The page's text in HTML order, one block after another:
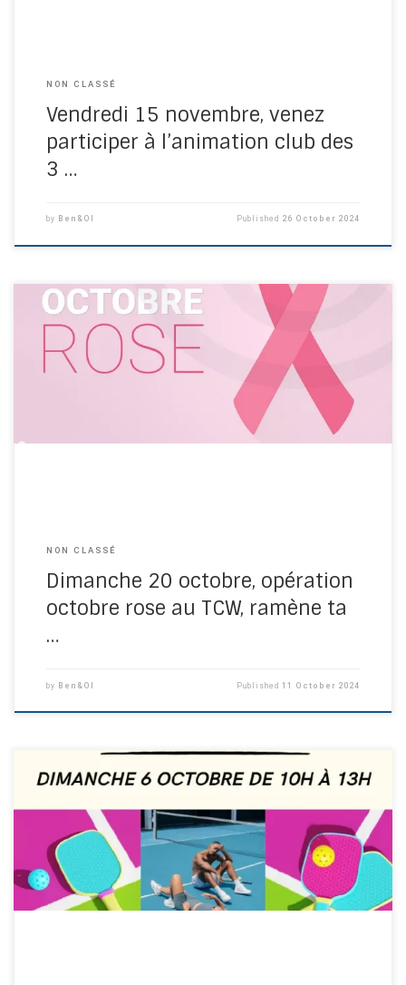
NON CLASSÉ
Vendredi 15 novembre, venez
participer à l’animation club des
3 …
by Ben&Ol Published 26 October 2024
NON CLASSÉ
Dimanche 20 octobre, opération
octobre rose au TCW, ramène ta
…
by Ben&Ol Published11 October 2024